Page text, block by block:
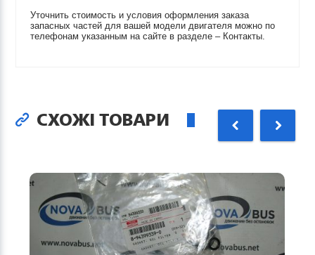
Уточнить стоимость и условия оформления заказа
запасных частей для вашей модели двигателя можно по
телефонам указанным на сайте в разделе – Контакты.
СХОЖІ ТОВАРИ